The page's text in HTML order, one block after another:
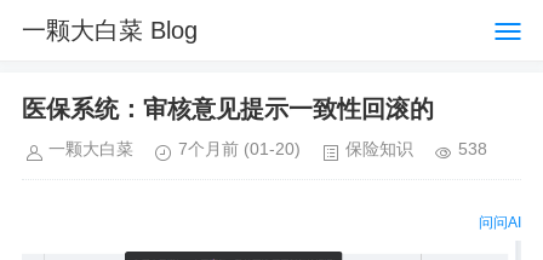
一颗大白菜 Blog
医保系统：审核意见提示一致性回滚的
一颗大白菜 7个月前 (01-20) 保险知识 538
问问AI